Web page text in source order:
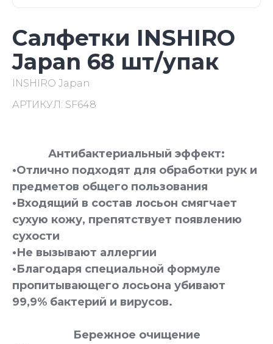
Салфетки INSHIRO
Japan 68 шт/упак
INSHIRO Japan
АРТИКУЛ: SF648
Антибактериальный эффект:
•Отлично подходят для обработки рук и
предметов общего пользования
•Входящий в состав лосьон смягчает
сухую кожу, препятствует появлению
сухости
•Не вызывают аллергии
•Благодаря специальной формуле
пропитывающего лосьона убивают
99,9% бактерий и вирусов.
Бережное очищение